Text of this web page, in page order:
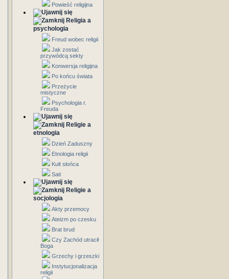
Powieść religijna
Religia a
psychologia
Freud wobec religii
Jak zostać
przywódcą sekty
Konwersja religijna
Po końcu świata
Przeżycie
mistyczne
Psychologia r.
Freuda
Religie a
etnologia
Dzień Zaduszny
Etnologia religii
Kult słońca
Sati
Religie a
socjologia
Akty przemocy
Ateizm po czesku
Brat brud
Czy Zachód utracił
Boga
Grzechy i grzeszki
Instytucjonalizacja
religii